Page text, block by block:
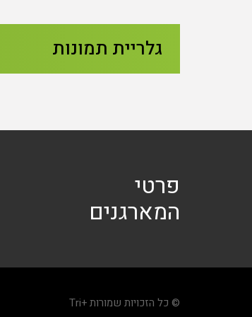
גלריית תמונות
פרטי
המארגנים
© כל הזכויות שמורות +Tri